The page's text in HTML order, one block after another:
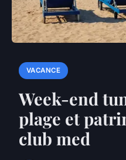
VACANCE
Week-end
plage et
club med